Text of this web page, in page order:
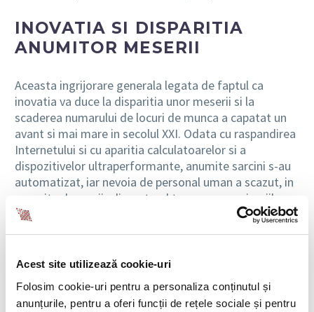
Acest site utilizează cookie-uri
Folosim cookie-uri pentru a personaliza conținutul și
anunțurile, pentru a oferi funcții de rețele sociale și pentru
INOVATIA SI DISPARITIA
ANUMITOR MESERII
Aceasta ingrijorare generala legata de faptul ca
inovatia va duce la disparitia unor meserii si la
scaderea numarului de locuri de munca a capatat un
avant si mai mare in secolul XXI. Odata cu raspandirea
Internetului si cu aparitia calculatoarelor si a
dispozitivelor ultraperformante, anumite sarcini s-au
automatizat, iar nevoia de personal uman a scazut, in
anumite domenii, alimentand teama ca masinariile
moderne vor ajunge sa inlocuiasca oamenii. In paralel,
s-au nascut si au capatat amploare noi industrii, cele
automatizarea muncii.
Noile tehnologii folosite la locul de munca pot include
programe si software care sa faciliteze organizarea